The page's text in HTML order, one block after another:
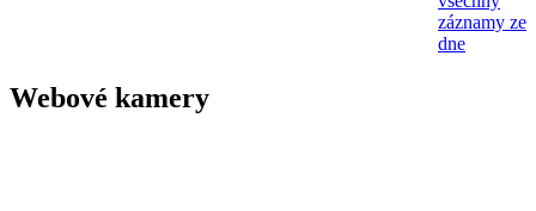
záznamy ze
dne
Webové kamery